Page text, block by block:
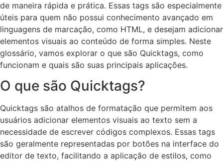
de maneira rápida e prática. Essas tags são especialmente
úteis para quem não possui conhecimento avançado em
linguagens de marcação, como HTML, e desejam adicionar
elementos visuais ao conteúdo de forma simples. Neste
glossário, vamos explorar o que são Quicktags, como
funcionam e quais são suas principais aplicações.
O que são Quicktags?
Quicktags são atalhos de formatação que permitem aos
usuários adicionar elementos visuais ao texto sem a
necessidade de escrever códigos complexos. Essas tags
são geralmente representadas por botões na interface do
editor de texto, facilitando a aplicação de estilos, como